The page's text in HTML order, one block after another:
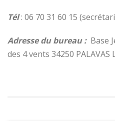
Tél: 06 70 31 60 15
Adresse du bureau : Base
des 4 vents 34250 PALAVAS